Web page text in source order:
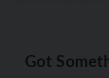
Got